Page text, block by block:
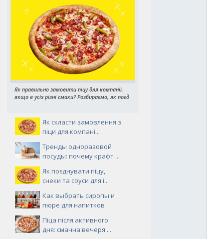
Як правильно замовити піцу для компанії,
якщо в усіх різні смаки? Розбираємо, як поєд
Як скласти замовлення з
піци для компані...
Тренды одноразовой
посуды: почему крафт ...
Як поєднувати піцу,
снеки та соуси для і...
Как выбрать сиропы и
пюре для напитков
Піца після активного
дня: смачна вечеря ...